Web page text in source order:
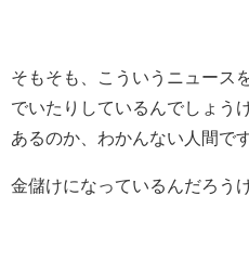
そもそも、こういうニュース
でいたりしているんでしょう
あるのか、わかんない人間です
金儲けになっているんだろうけ